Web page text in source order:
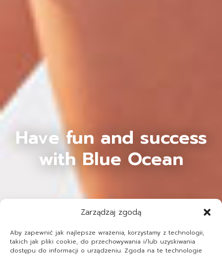
Zarządzaj zgodą
Aby zapewnić jak najlepsze wrażenia, korzystamy z technologii,
takich jak pliki cookie, do przechowywania i/lub uzyskiwania
dostępu do informacji o urządzeniu. Zgoda na te technologie
Have fun and success
with Blue Ocean